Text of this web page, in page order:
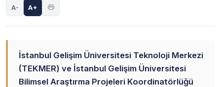
A- A+
İstanbul Gelişim Üniversitesi Teknoloji Merkezi
(TEKMER) ve İstanbul Gelişim Üniversitesi
Bilimsel Araştırma Projeleri Koordinatörlüğü